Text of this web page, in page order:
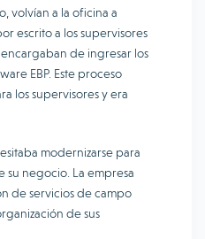
volvían a la oficina a
escrito a los supervisores
de ingresar los
EBP. Este proceso
los supervisores y era
modernizarse para
su negocio. La empresa
de servicios de campo
de sus